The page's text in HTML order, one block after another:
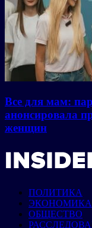
Все для мам:
анонсировала
женщин
ПОЛИТИКА
ЭКОНОМИКА
ОБЩЕСТВО